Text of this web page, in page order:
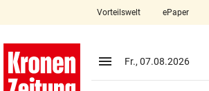
Vorteilswelt ePaper
menu Menü aufklappen
Fr., 07.08.2026